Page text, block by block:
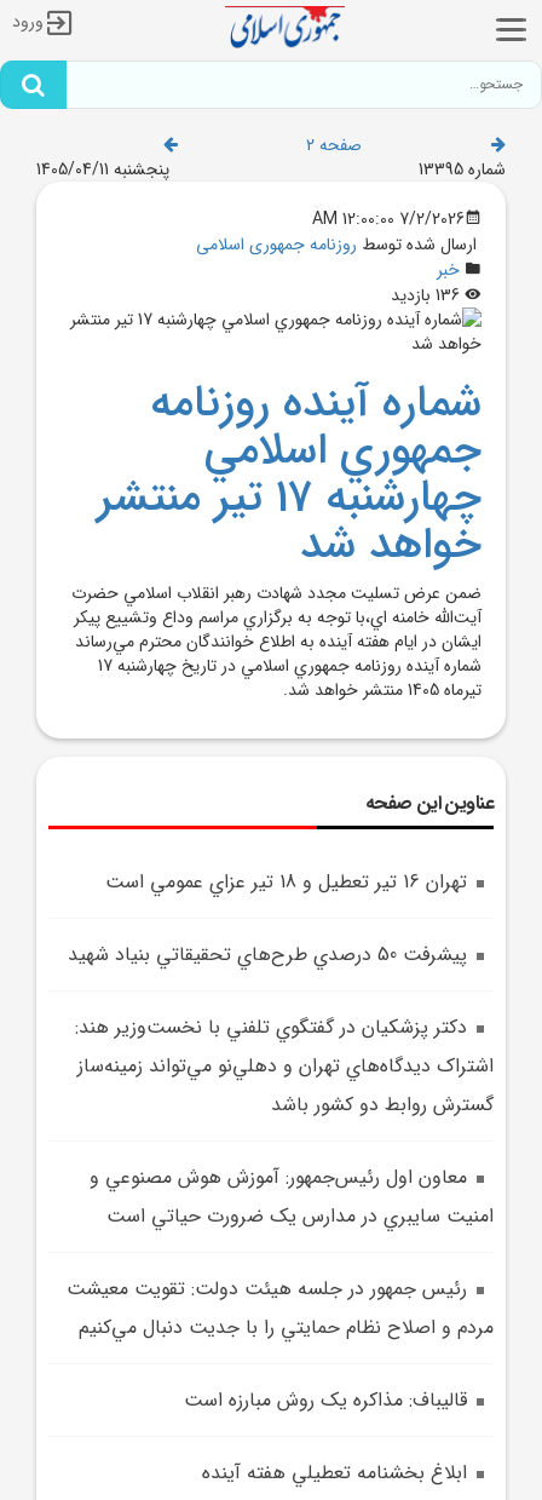
ورود
صفحه 2
شماره 13395
پنجشنبه 1405/04/11
7/2/2026 12:00:00 AM
ارسال شده توسط روزنامه جمهوری اسلامی
خبر
شماره آينده روزنامه
جمهوري اسلامي
چهارشنبه 17 تير منتشر
خواهد شد
ضمن عرض تسليت مجدد شهادت رهبر انقلاب اسلامي حضرت
آيت‌الله خامنه اي،با توجه به برگزاري مراسم وداع وتشييع پيکر
ايشان در ايام هفته آينده به اطلاع خوانندگان محترم مي‌رساند
شماره آينده روزنامه جمهوري اسلامي در تاريخ چهارشنبه 17
تيرماه 1405 منتشر خواهد شد.
عناوین این صفحه
تهران 16 تير تعطيل و 18 تير عزاي عمومي است
پيشرفت 50 درصدي طرح‌هاي تحقيقاتي بنياد شهيد
دکتر پزشکيان در گفتگوي تلفني با نخست‌وزير هند:
اشتراک ديدگاه‌هاي تهران و دهلي‌نو مي‌تواند زمينه‌ساز
گسترش روابط دو کشور باشد
معاون اول رئيس‌جمهور: آموزش هوش مصنوعي و
امنيت سايبري در مدارس يک ضرورت حياتي است
رئيس جمهور در جلسه هيئت دولت: تقويت معيشت
مردم و اصلاح نظام حمايتي را با جديت دنبال مي‌کنيم
قاليباف: مذاکره يک روش مبارزه است
ابلاغ بخشنامه تعطيلي هفته آينده